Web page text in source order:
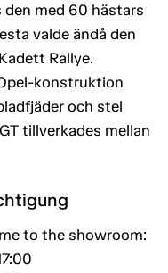
den med 60 hästars
valde ändå den
Rallye.
konstruktion
och stel
tillverkades mellan
to the showroom: